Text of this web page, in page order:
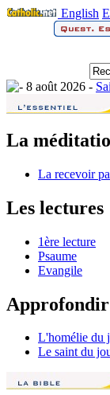
English
8 août 2026 -
La
La recevoir
Les lectures
1ère lecture
Psaume
Evangile
Approfondir
L'homélie du
Le saint du